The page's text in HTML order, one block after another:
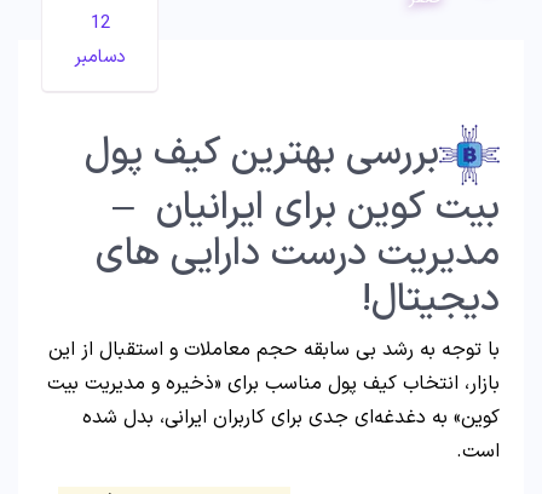
12
دسامبر
بررسی بهترین کیف پول
بیت کوین برای ایرانیان –
مدیریت درست دارایی های
دیجیتال!
با توجه به رشد بی‌ سابقه حجم معاملات و استقبال از این
بازار، انتخاب کیف پول مناسب برای «ذخیره و مدیریت بیت
کوین» به دغدغه‌ای جدی برای کاربران ایرانی، بدل شده
است.